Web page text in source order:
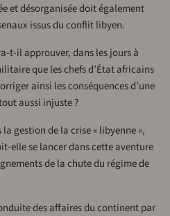
et désorganisée doit également
issus du conflit libyen.
t-il approuver, dans les jours à
que les chefs d’État africains
ainsi les conséquences d’une
aussi injuste ?
gestion de la crise « libyenne »,
elle se lancer dans cette aventure
de la chute du régime de
des affaires du continent par